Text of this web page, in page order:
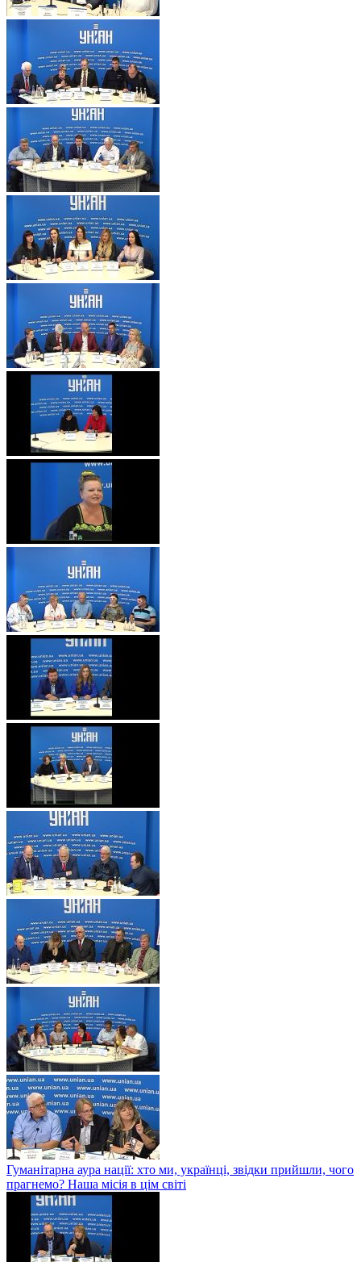
Гуманітарна аура нації: хто ми, українці, звідки прийшли, чого
прагнемо? Наша місія в цім світі